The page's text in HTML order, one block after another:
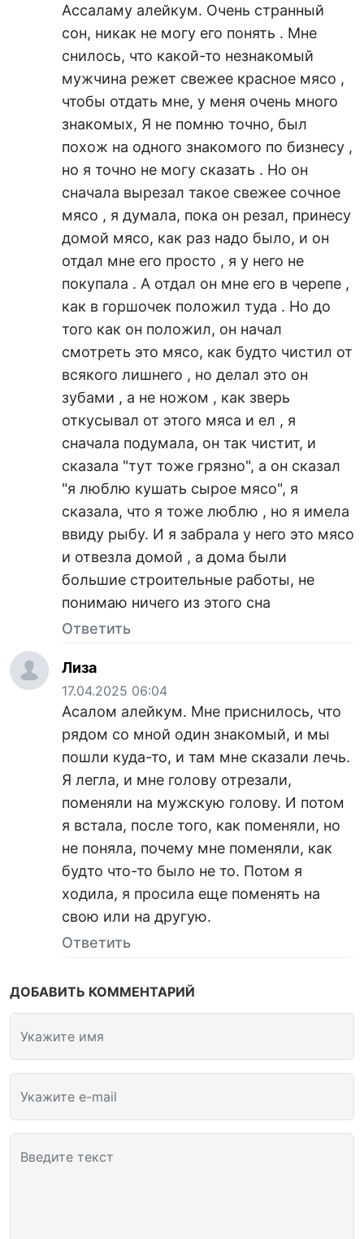
Ассаламу алейкум. Очень странный
сон, никак не могу его понять . Мне
снилось, что какой-то незнакомый
мужчина режет свежее красное мясо ,
чтобы отдать мне, у меня очень много
знакомых, Я не помню точно, был
похож на одного знакомого по бизнесу ,
но я точно не могу сказать . Но он
сначала вырезал такое свежее сочное
мясо , я думала, пока он резал, принесу
домой мясо, как раз надо было, и он
отдал мне его просто , я у него не
покупала . А отдал он мне его в черепе ,
как в горшочек положил туда . Но до
того как он положил, он начал
смотреть это мясо, как будто чистил от
всякого лишнего , но делал это он
зубами , а не ножом , как зверь
откусывал от этого мяса и ел , я
сначала подумала, он так чистит, и
сказала "тут тоже грязно", а он сказал
"я люблю кушать сырое мясо", я
сказала, что я тоже люблю , но я имела
ввиду рыбу. И я забрала у него это мясо
и отвезла домой , а дома были
большие строительные работы, не
понимаю ничего из этого сна
Ответить
Лиза
17.04.2025 06:04
Асалом алейкум. Мне приснилось, что
рядом со мной один знакомый, и мы
пошли куда-то, и там мне сказали лечь.
Я легла, и мне голову отрезали,
поменяли на мужскую голову. И потом
я встала, после того, как поменяли, но
не поняла, почему мне поменяли, как
будто что-то было не то. Потом я
ходила, я просила еще поменять на
свою или на другую.
Ответить
ДОБАВИТЬ КОММЕНТАРИЙ
Укажите имя
Укажите e-mail
Введите текст